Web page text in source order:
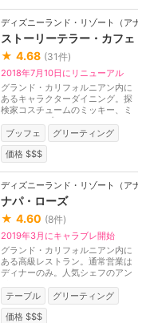
ディズニーランド・リゾート（アナ
ストーリーテラー・カフェ
★ 4.68 (31件)
2018年7月10日にリニューアル
グランド・カリフォルニアン内に
あるキャラクターダイニング。探
検家コスチュームのミッキー、ミ
ニー、チップ＆デ...
ブッフェ
グリーティング
価格 $$$
ディズニーランド・リゾート（アナ
ナパ・ローズ
★ 4.60 (8件)
2019年3月にキャラブレ開始
グランド・カリフォルニアン内に
ある高級レストラン。通常営業は
ディナーのみ。人気シェフのアン
テーブル
グリーティング
価格 $$$